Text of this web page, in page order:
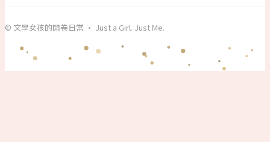
© 文學女孩的開卷日常 · Just a Girl. Just Me.